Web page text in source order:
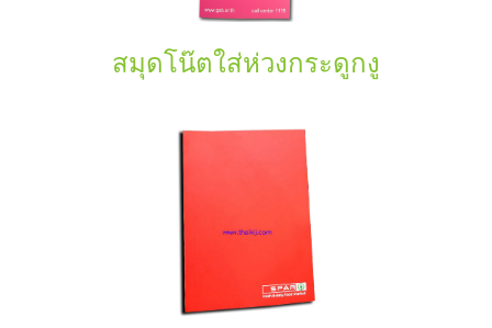
สมุดโน๊ตใส่ห่วงกระดูกงู